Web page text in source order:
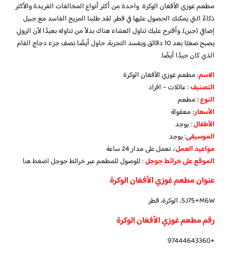
مطعم غوزي الأفغان الوكرة واحدة من أكثر أنواع المخالفات الفريدة والأكثر
ذكاءً التي يمكنك الحصول عليها في قطر. لقد طلبنا المزيج الفاسد مع جبيل
إضافي (جبن). وأقترح عليك تناول العشاء هناك بدلاً من تناوله بعيدًا لأن الروتي
يصبح صعبًا بعد 10 دقائق ويفسد التجربة. حاول أيضًا نصف جزء دجاج الفام
الذي كان جيدًا أيضًا.
الاسم: مطعم غوزي الأفغان الوكرة
التصنيف: عائلات – افراد
النوع :مطعم
الأسعار:معقولة
الأطفال:يوجد
الموسيقى:يوجد
مواعيد العمل:، نعمل على مدار 24 ساعة
الموقع على خرائط جوجل: للوصول للمطعم عبر خرائط جوجلاضغط هنا
عنوان مطعم غوزي الأفغان الوكرة
5J75+M6W، الوكرة، قطر
رقم مطعم غوزي الأفغان الوكرة
+97444643360